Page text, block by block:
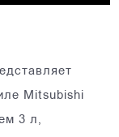
Mitsubishi
3 л,